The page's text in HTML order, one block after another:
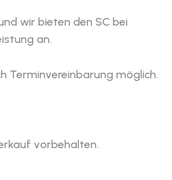
wir bieten den SC bei
an.
Terminvereinbarung möglich.
vorbehalten.